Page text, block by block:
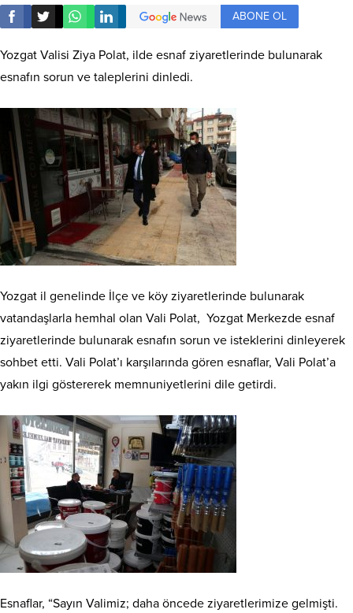
ABONE OL
Yozgat Valisi Ziya Polat, ilde esnaf ziyaretlerinde bulunarak
esnafın sorun ve taleplerini dinledi.
Yozgat il genelinde İlçe ve köy ziyaretlerinde bulunarak
vatandaşlarla hemhal olan Vali Polat, Yozgat Merkezde esnaf
ziyaretlerinde bulunarak esnafın sorun ve isteklerini dinleyerek
sohbet etti. Vali Polat’ı karşılarında gören esnaflar, Vali Polat’a
yakın ilgi göstererek memnuniyetlerini dile getirdi.
Esnaflar, “Sayın Valimiz; daha öncede ziyaretlerimize gelmişti.